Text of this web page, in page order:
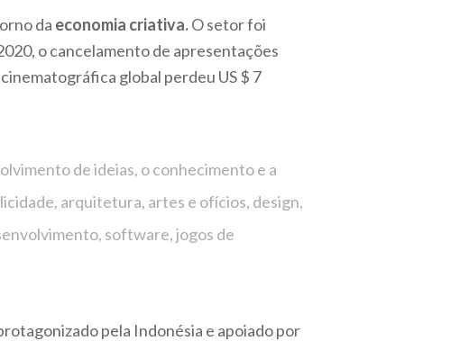
da economia criativa.O setor foi
o cancelamento de apresentações
global perdeu US $ 7
de ideias, o conhecimento e a
arquitetura, artes e ofícios, design,
software, jogos de
pela Indonésia e apoiado por